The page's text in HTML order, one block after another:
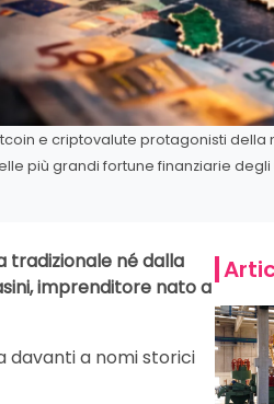
e criptovalute protagonisti
più grandi fortune finanziarie
tradizionale né dalla
imprenditore nato a
davanti a nomi storici